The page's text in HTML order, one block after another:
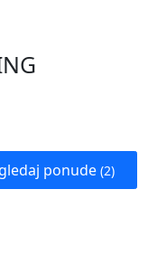
ponude (2)